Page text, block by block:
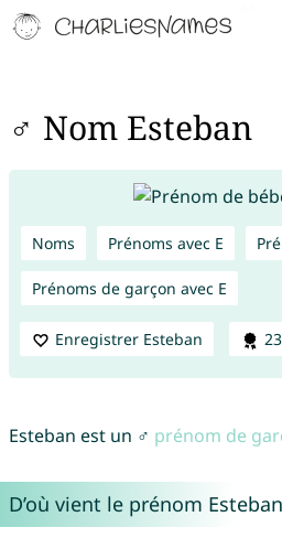
♂ Nom Esteban
Noms Prénoms avec E
Prénoms de garçon avec E
Enregistrer Esteban
Esteban est un ♂ prénom de
D’où vient le prénom